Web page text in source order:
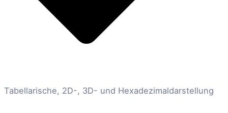
Tabellarische, 2D-, 3D- und Hexadezimaldarstellung